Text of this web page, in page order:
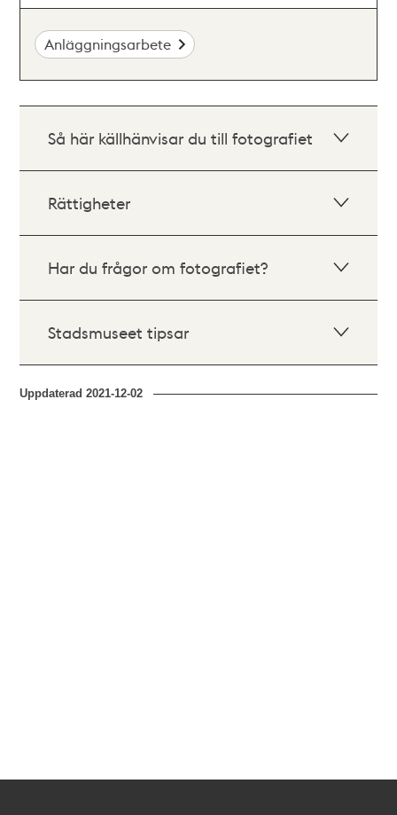
Anläggningsarbete
Så här källhänvisar du till fotografiet
Rättigheter
Har du frågor om fotografiet?
Stadsmuseet tipsar
Uppdaterad2021-12-02